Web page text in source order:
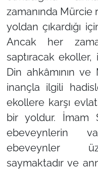
zamanında
yoldan çıkardığı
Ancak her
saptıracak
Din ahkâmının
inançla ilgili
ekollere karşı
bir yoldur. İmam
ebeveynlerin
ebeveynler
saymaktadır ve